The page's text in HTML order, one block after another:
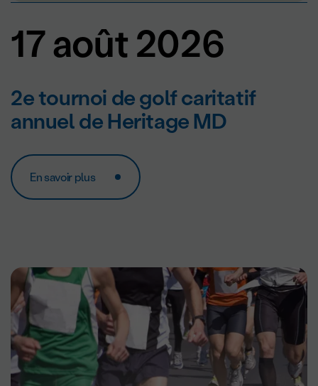
17 août 2026
2e tournoi de golf caritatif
annuel de Heritage MD
En savoir plus